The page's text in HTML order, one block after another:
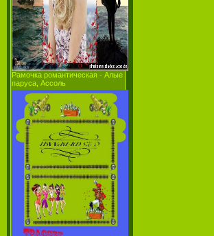
Рамочка романтическая - Алые
паруса, Ассоль